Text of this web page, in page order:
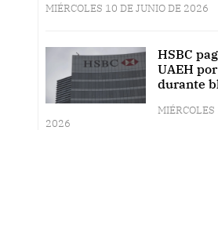
MIÉRCOLES 10 DE JUNIO DE 2026
HSBC
UAEH
durante
2026